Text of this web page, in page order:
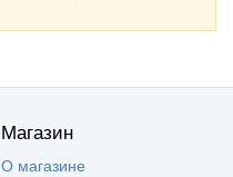
Магазин
О магазине